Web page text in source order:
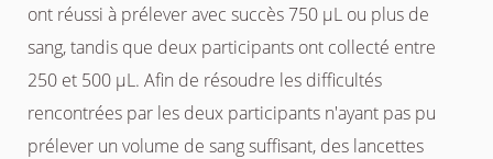
ont réussi à prélever avec succès 750 µL ou plus de
sang, tandis que deux participants ont collecté entre
250 et 500 µL. Afin de résoudre les difficultés
rencontrées par les deux participants n'ayant pas pu
prélever un volume de sang suffisant, des lancettes